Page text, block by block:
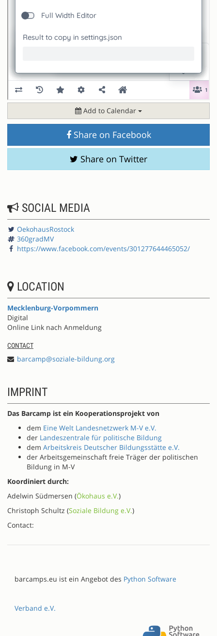
Add to Calendar
Share on Facebook
Share on Twitter
SOCIAL MEDIA
OekohausRostock
360gradMV
https://www.facebook.com/events/301277644465052/
LOCATION
Mecklenburg-Vorpommern
Digital
Online Link nach Anmeldung
CONTACT
barcamp@soziale-bildung.org
IMPRINT
Das Barcamp ist ein Kooperationsprojekt von
dem Eine Welt Landesnetzwerk M-V e.V.
der Landeszentrale für politische Bildung
dem Arbeitskreis Deutscher Bildungsstätte e.V.
der Arbeitsgemeinschaft freie Träger der politischen
Bildung in M-V
Koordiniert durch:
Adelwin Südmersen (Ökohaus e.V.)
Christoph Schultz (Soziale Bildung e.V.)
Contact:
barcamps.eu ist ein Angebot des Python Software
Verband e.V.